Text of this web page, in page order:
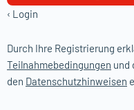
Durch Ihre Registrierung
Teilnahmebedingungen und
den Datenschutzhinweisen
‹ Login